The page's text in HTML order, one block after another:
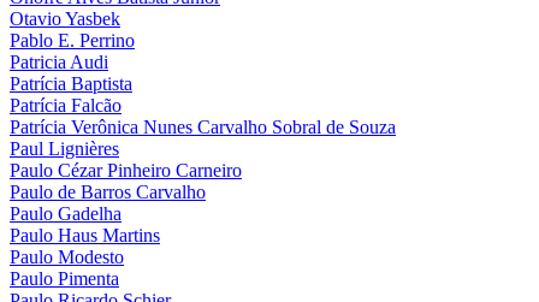
Otavio Yasbek
Pablo E. Perrino
Patricia Audi
Patrícia Baptista
Patrícia Falcão
Patrícia Verônica Nunes Carvalho Sobral de Souza
Paul Lignières
Paulo Cézar Pinheiro Carneiro
Paulo de Barros Carvalho
Paulo Gadelha
Paulo Haus Martins
Paulo Modesto
Paulo Pimenta